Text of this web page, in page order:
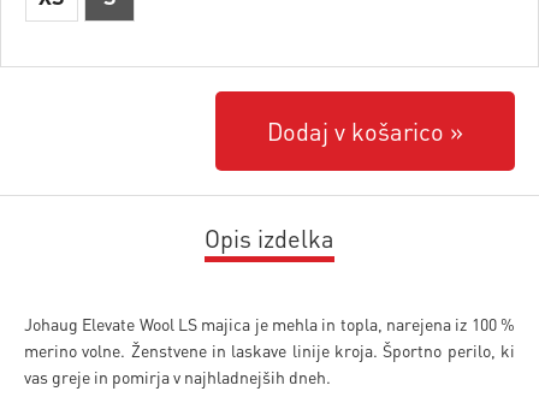
Dodaj v košarico
Opis izdelka
Johaug Elevate Wool LS majica je mehla in topla, narejena iz 100 %
merino volne. Ženstvene in laskave linije kroja. Športno perilo, ki
vas greje in pomirja v najhladnejših dneh.